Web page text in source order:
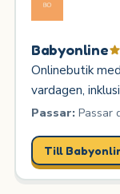
Babyonline
Onlinebutik
vardagen,
Passar:Passar
Till